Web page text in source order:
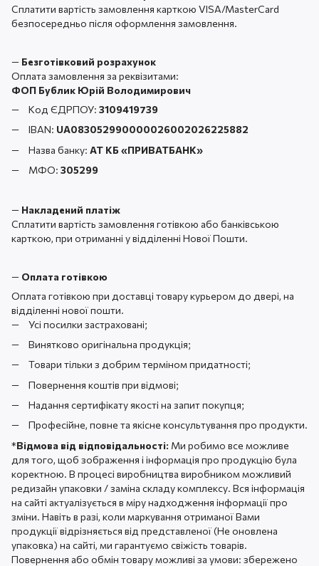
Сплатити вартість замовлення карткою VISA/MasterCard
безпосередньо після оформлення замовлення.
— Безготівковий розрахунок
Оплата замовлення за реквізитами:
ФОП Бублик Юрій Володимирович
Код ЄДРПОУ: 3109419739
IBAN: UA083052990000026002026225882
Назва банку: АТ КБ «ПРИВАТБАНК»
МФО: 305299
— Накладений платіж
Сплатити вартість замовлення готівкою або банківською
карткою, при отриманні у відділенні Нової Пошти.
— Оплата готівкою
Оплата готівкою при доставці товару курьером до двері, на
відділенні нової пошти.
Усі посилки застраховані;
Винятково оригінальна продукція;
Товари тільки з добрим терміном придатності;
Повернення коштів при відмові;
Надання сертифікату якості на запит покупця;
Професійне, повне та якісне консультування про продукти.
*Відмова від відповідальності: Ми робимо все можливе
для того, щоб зображення і інформація про продукцію була
коректною. В процесі виробництва виробником можливий
редизайн упаковки / заміна складу комплексу. Вся інформація
на сайті актуалізується в міру надходження інформації про
зміни. Навіть в разі, коли маркування отриманої Вами
продукції відрізняється від представленої (Не оновлена ​​
упаковка) на сайті, ми гарантуємо свіжість товарів.
Повернення або обмін товару можливі за умови: збережено